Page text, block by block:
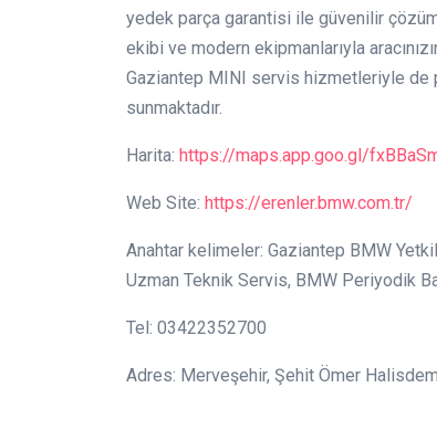
yedek parça garantisi ile güvenilir
ekibi ve modern ekipmanlarıyla
Gaziantep MINI servis hizmetleriyle
sunmaktadır.
Harita: https://maps.app.goo.gl/
Web Site: https://erenler.bmw.com.tr/
Anahtar kelimeler: Gaziantep BMW
Uzman Teknik Servis, BMW Periyodik
Tel: 03422352700
Adres: Merveşehir, Şehit Ömer